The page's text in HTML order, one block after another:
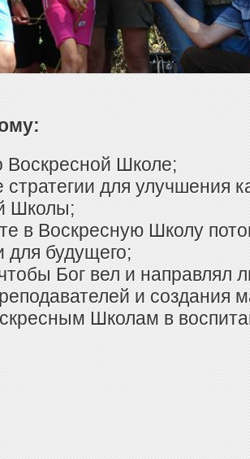
Воскресной Школе;
стратегии для улучшения
Школы;
в Воскресную Школу
для будущего;
Бог вел и направлял
и создания
Школам в